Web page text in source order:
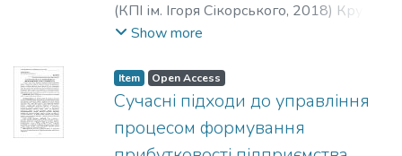
(КПІ ім. Ігоря Сікорського, 2018) Круш,
П. В.;Пашков, С. І.
Show more
Item Open Access
Сучасні підходи до управління
процесом формування